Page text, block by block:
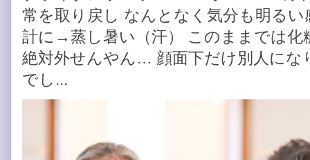
常を取り戻し なんとなく気分も明る
計に→蒸し暑い（汗） このままでは化
絶対外せんやん… 顔面下だけ別人にな
でし...